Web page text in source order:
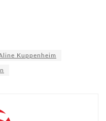
Kuppenheim